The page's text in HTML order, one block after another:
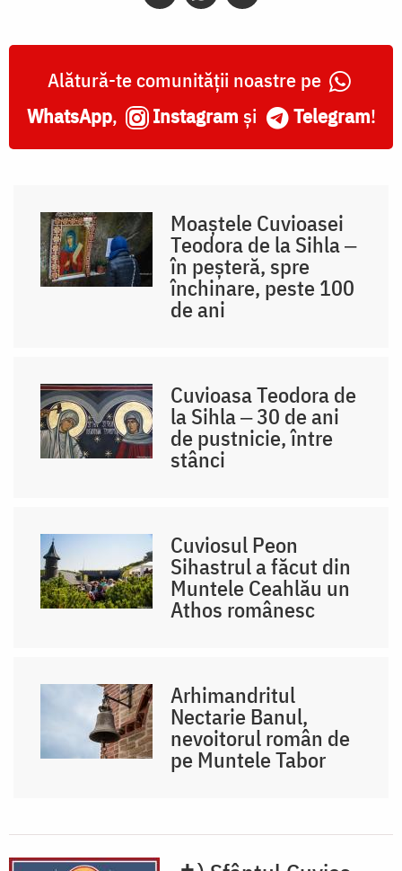
Alătură-te comunității noastre pe
WhatsApp, Instagram și Telegram!
Moaștele Cuvioasei
Teodora de la Sihla ‒
în peșteră, spre
închinare, peste 100
de ani
Cuvioasa Teodora de
la Sihla ‒ 30 de ani
de pustnicie, între
stânci
Cuviosul Peon
Sihastrul a făcut din
Muntele Ceahlău un
Athos românesc
Arhimandritul
Nectarie Banul,
nevoitorul român de
pe Muntele Tabor